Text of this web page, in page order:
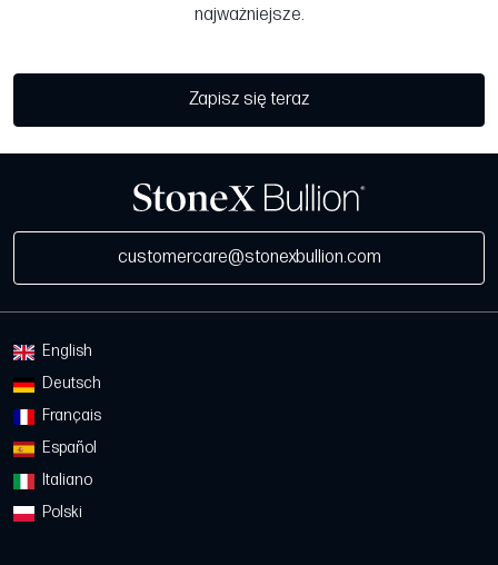
najważniejsze.
Zapisz się teraz
customercare@stonexbullion.com
English
Deutsch
Français
Español
Italiano
Polski